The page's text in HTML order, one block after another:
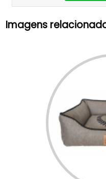
Imagens